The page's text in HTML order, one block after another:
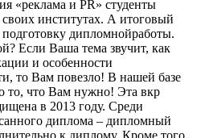
«реклама и PR» студенты
институтах. А итоговый
подготовку дипломнойработы.
Если Ваша тема звучит, как
и особенности
то Вам повезло! В нашей базе
то, что Вам нужно! Эта вкр
в 2013 году. Среди
диплома – дипломный
к диплому. Кроме того,